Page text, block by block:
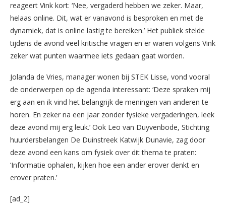
reageert Vink kort: ‘Nee, vergaderd hebben we zeker. Maar,
helaas online. Dit, wat er vanavond is besproken en met de
dynamiek, dat is online lastig te bereiken.’ Het publiek stelde
tijdens de avond veel kritische vragen en er waren volgens Vink
zeker wat punten waarmee iets gedaan gaat worden.
Jolanda de Vries, manager wonen bij STEK Lisse, vond vooral
de onderwerpen op de agenda interessant: ‘Deze spraken mij
erg aan en ik vind het belangrijk de meningen van anderen te
horen. En zeker na een jaar zonder fysieke vergaderingen, leek
deze avond mij erg leuk.’ Ook Leo van Duyvenbode, Stichting
huurdersbelangen De Duinstreek Katwijk Dunavie, zag door
deze avond een kans om fysiek over dit thema te praten:
‘Informatie ophalen, kijken hoe een ander erover denkt en
erover praten.’
[ad_2]